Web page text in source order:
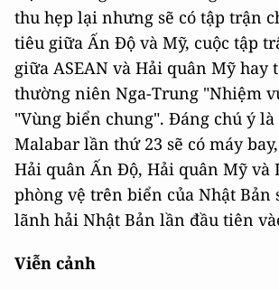
thu hẹp lại nhưng sẽ có tập trận
tiêu giữa Ấn Độ và Mỹ, cuộc tập
giữa ASEAN và Hải quân Mỹ hay
thường niên Nga-Trung "Nhiệm
"Vùng biển chung". Đáng chú ý
Malabar lần thứ 23 sẽ có máy
Hải quân Ấn Độ, Hải quân Mỹ và
phòng vệ trên biển của Nhật Bản
lãnh hải Nhật Bản lần đầu tiên
Viễn cảnh